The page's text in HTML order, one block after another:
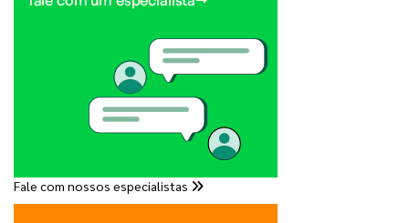
Fale com nossos especialistas